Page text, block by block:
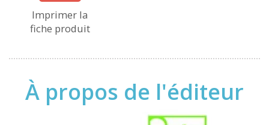
Imprimer la
fiche produit
À propos de l'éditeur